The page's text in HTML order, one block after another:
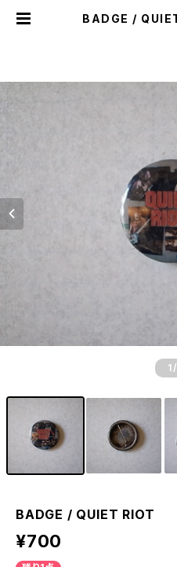
BADGE /
1
BADGE / QUIET RIOT
¥700